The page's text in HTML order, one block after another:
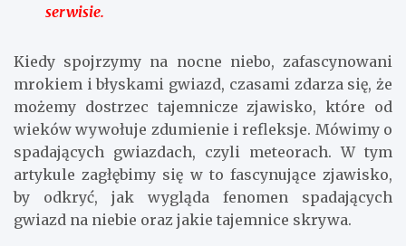
serwisie.
Kiedy spojrzymy na nocne niebo, zafascynowani
mrokiem i błyskami gwiazd, czasami zdarza się, że
możemy dostrzec tajemnicze zjawisko, które od
wieków wywołuje zdumienie i refleksje. Mówimy o
spadających gwiazdach, czyli meteorach. W tym
artykule zagłębimy się w to fascynujące zjawisko,
by odkryć, jak wygląda fenomen spadających
gwiazd na niebie oraz jakie tajemnice skrywa.